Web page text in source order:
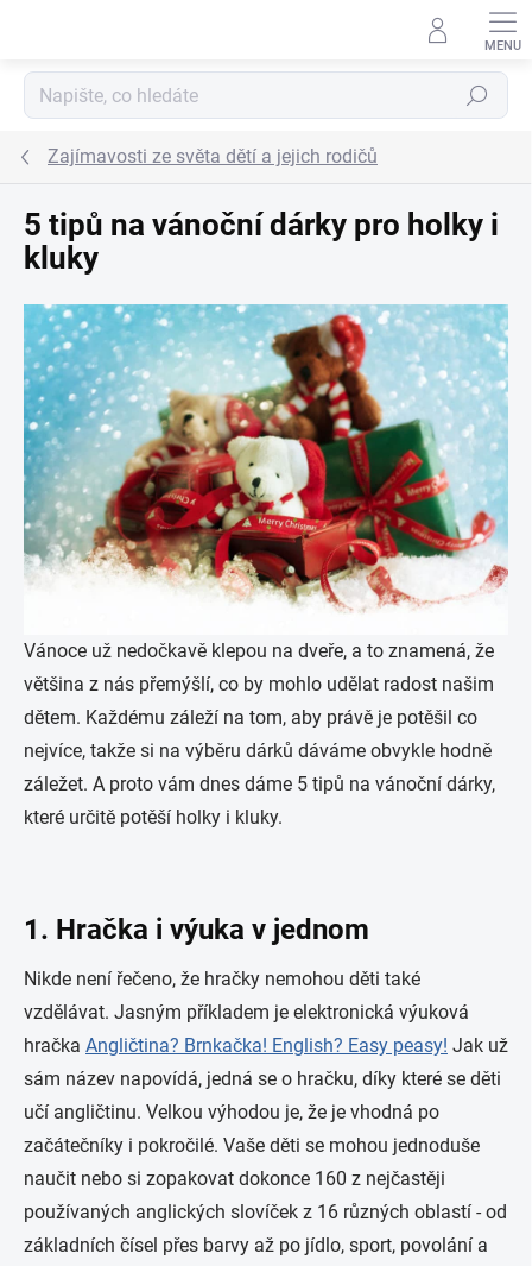
Hledat
Zajímavosti ze světa dětí a jejich rodičů
5 tipů na vánoční dárky pro holky i
kluky
Vánoce už nedočkavě klepou na dveře, a to znamená, že
většina z nás přemýšlí, co by mohlo udělat radost našim
dětem. Každému záleží na tom, aby právě je potěšil co
nejvíce, takže si na výběru dárků dáváme obvykle hodně
záležet. A proto vám dnes dáme 5 tipů na vánoční dárky,
které určitě potěší holky i kluky.
1. Hračka i výuka v jednom
Nikde není řečeno, že hračky nemohou děti také
vzdělávat. Jasným příkladem je elektronická výuková
hračka Angličtina? Brnkačka! English? Easy peasy! Jak už
sám název napovídá, jedná se o hračku, díky které se děti
učí angličtinu. Velkou výhodou je, že je vhodná po
začátečníky i pokročilé. Vaše děti se mohou jednoduše
naučit nebo si zopakovat dokonce 160 z nejčastěji
používaných anglických slovíček z 16 různých oblastí - od
základních čísel přes barvy až po jídlo, sport, povolání a